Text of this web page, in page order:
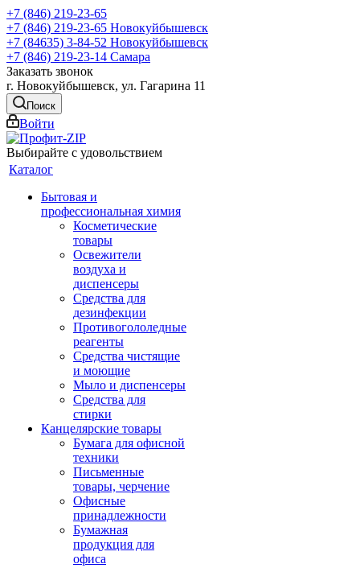
+7 (846) 219-23-65
+7 (846) 219-23-65 Новокуйбышевск
+7 (84635) 3-84-52 Новокуйбышевск
+7 (846) 219-23-14 Самара
Заказать звонок
г. Новокуйбышевск, ул. Гагарина 11
Поиск
Войти
Выбирайте с удовольствием
Каталог
Бытовая и
профессиональная химия
Косметические
товары
Освежители
воздуха и
диспенсеры
Средства для
дезинфекции
Противогололедные
реагенты
Средства чистящие
и моющие
Мыло и диспенсеры
Средства для
стирки
Канцелярские товары
Бумага для офисной
техники
Письменные
товары, черчение
Офисные
принадлежности
Бумажная
продукция для
офиса